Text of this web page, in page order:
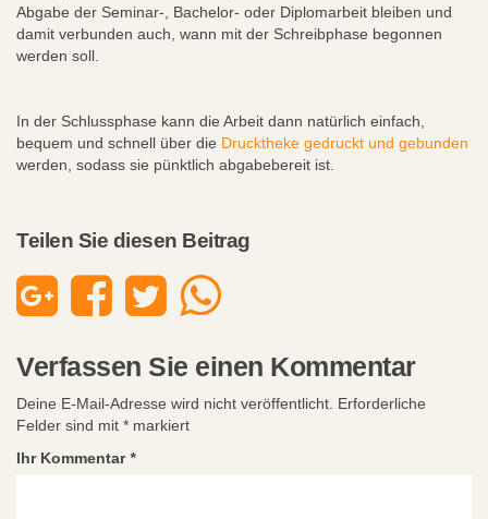
Abgabe der Seminar-, Bachelor- oder Diplomarbeit bleiben und
damit verbunden auch, wann mit der Schreibphase begonnen
werden soll.
In der Schlussphase kann die Arbeit dann natürlich einfach,
bequem und schnell über die Drucktheke gedruckt und gebunden
werden, sodass sie pünktlich abgabebereit ist.
Teilen Sie diesen Beitrag
Verfassen Sie einen Kommentar
Deine E-Mail-Adresse wird nicht veröffentlicht. Erforderliche
Felder sind mit * markiert
Ihr Kommentar*